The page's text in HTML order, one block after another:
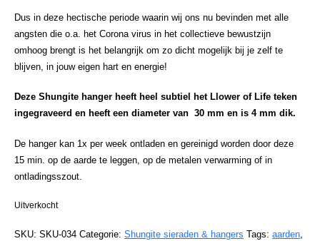
Dus in deze hectische periode waarin wij ons nu bevinden met alle
angsten die o.a. het Corona virus in het collectieve bewustzijn
omhoog brengt is het belangrijk om zo dicht mogelijk bij je zelf te
blijven, in jouw eigen hart en energie!
Deze Shungite hanger heeft heel subtiel het Llower of Life teken
ingegraveerd en heeft een diameter van 30 mm en is 4 mm dik.
De hanger kan 1x per week ontladen en gereinigd worden door deze
15 min. op de aarde te leggen, op de metalen verwarming of in
ontladingsszout.
Uitverkocht
SKU: SKU-034 Categorie: Shungite sieraden & hangers Tags: aarden,